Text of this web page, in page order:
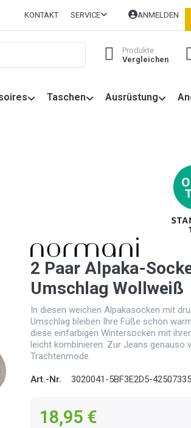
KONTAKT SERVICE ANMELDEN
Produkte
Vergleichen
Taschen Ausrüstung
2 Paar Alpaka-
Umschlag Wollweiß
In diesen weichen Alpakasocken mit
Umschlag bleiben Ihre Füße schön
diese einfarbigen Wintersocken mit
leicht kombinieren: Zur Jeans genauso
Trachtenmode.
Art.-Nr. 3020041-5BF3E2D5-
18,95 €